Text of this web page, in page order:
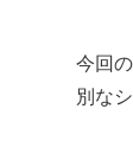
今回
別な